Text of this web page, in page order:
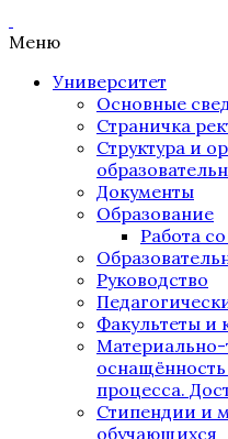
Меню
Университет
Основные
Страничка
Структура и
Документы
Образование
Работа
Руководство
Факультеты и
Материально-
оснащённость
процесса.
Стипендии и
обучающихся